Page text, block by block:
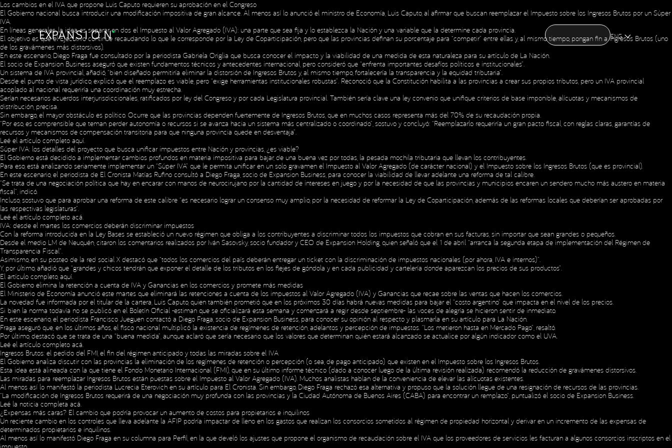
HOMEABOUT USHOLDING
CONTACT US
ENG
Los cambios en el IVA que propone Luis Caputo requieren su aprobación en el Congreso
El Gobierno nacional busca introducir una modificación impositiva de gran alcance. Al menos así lo anunció el ministro de Economía, Luis Caputo, al afirmar que buscan reemplazar el Impuesto sobre los Ingresos Brutos por un Súper
IVA.
En líneas generales, la idea es separar en dos el Impuesto al Valor Agregado (IVA): una parte que sea fija y lo establezca la Nación y una variable que la determine cada provincia.
El objetivo es que el Ejecutivo continúe recaudando lo que le corresponde por la Ley de Coparticipación, pero que las provincias definan su porcentaje para “competir” entre ellas y, al mismo tiempo, pongan fin a Ingresos Brutos (uno
de los gravámenes más distorsivos).
En este escenario, Diego Fraga fue consultado por la periodista Gabriela Origlia que busca conocer el impacto y la viabilidad de una medida de esta naturaleza para su artículo de La Nación.
El socio de Expansion Business aseguró que existen fundamentos técnicos y antecedentes internacional, pero consideró que “enfrenta importantes desafíos políticos e institucionales”.
Un sistema de IVA provincial, añadió, “bien diseñado permitiría eliminar la distorsión de Ingresos Brutos y, al mismo tiempo, fortalecería la transparencia y la equidad tributaria”.
Desde el punto de vista jurídico, explicó que el reemplazo es viable, pero “exige herramientas institucionales robustas”. Reconoció que la Constitución habilita a las provincias a crear sus propios tributos, pero un IVA provincial
acoplado al nacional requeriría una coordinación muy estrecha.
Serían necesarios acuerdos interjurisdiccionales, ratificados por ley del Congreso y por cada Legislatura provincial. También sería clave una ley convenio que unifique criterios de base imponible, alícuotas y mecanismos de
distribución, precisa.
Sin embargo, el mayor obstáculo es político. Ocurre que las provincias dependen fuertemente de Ingresos Brutos, que en muchos casos representa más del 70% de su recaudación propia.
“Por eso, es comprensible que teman perder autonomía o recursos si se avanza hacia un sistema más centralizado o coordinado”, sostuvo y concluyó: “Reemplazarlo requeriría un gran pacto fiscal, con reglas claras, garantías de
recursos y mecanismos de compensación transitoria para que ninguna provincia quede en desventaja”.
Leé el artículo completo aquí.
Súper IVA: los detalles del proyecto que busca unificar impuestos entre Nación y provincias, ¿es viable?
El Gobierno está decidido a implementar cambios profundos en materia impositiva para bajar, de una buena vez por todas, la pesada mochila tributaria que llevan los contribuyentes.
Para eso, está analizando seriamente implementar un “Súper IVA” que le permita unificar en un solo gravamen el Impuesto al Valor Agregado (de carácter nacional) y el Impuesto sobre los Ingresos Brutos (que es provincial).
En este escenario, el periodista de El Cronista Matías Rufino consultó a Diego Fraga, socio de Expansion Business, para conocer la viabilidad de llevar adelante una reforma de tal calibre.
“Se trata de una negociación política que hay en encarar con manos de neurocirujano por la cantidad de intereses en juego y por la necesidad de que las provincias y municipios encaren un sendero mucho más austero en materia
fiscal”, indicó.
Incluso, sostuvo que para aprobar una reforma de este calibre “es necesario lograr un consenso muy amplio, por la necesidad de reformar la Ley de Coparticipación, además de las reformas locales que deberían ser aprobadas por
las respectivas legislaturas”.
Leé el artículo completo acá.
IVA: desde el martes los comercios deberán discriminar impuestos
Con la reforma introducida en la Ley Bases se estableció un nuevo régimen que obliga a los contribuyentes a discriminar todos los impuestos que cobran en sus facturas, sin importar que sean grandes o pequeños.
Desde el medio LM de Neuquén, citaron los comentarios realizados por Iván Sasovsky, socio fundador y CEO de Expansion Holding, quien señaló que el 1 de abril “arranca la segunda etapa de implementación del Régimen de
Transparencia Fiscal”.
Asimismo, en su posteo de la red social X destacó que “todos los comercios del país deberán entregar un ticket con la discriminación de impuestos nacionales (por ahora, IVA e internos)”.
Y, por último, añadió que “grandes y chicos tendrán que exponer el detalle de los tributos en los flejes de góndola y en cada publicidad y cartelería donde aparezcan los precios de sus productos”.
El artículo completo, aquí.
El Gobierno elimina la retención a cuenta de IVA y Ganancias en los comercios y promete más medidas
El Ministerio de Economía anunció este martes que eliminará las retenciones a cuenta de los impuestos al Valor Agregado (IVA) y Ganancias que recae sobre las ventas que hacen los comercios.
La novedad fue informada por el titular de la cartera, Luis Caputo, quien también prometió que en los próximos 30 días habrá nuevas medidas para bajar el “costo argentino” que impacta en el nivel de los precios.
Si bien la norma todavía no se publicó en el Boletín Oficial -estiman que se oficializará esta semana y comenzará a regir desde septiembre- las voces de alegría se hicieron sentir de inmediato.
En este escenario, el periodista Francisco Jueguen contactó a Diego Fraga, socio de Expansion Business, para conocer su opinión al respecto y plasmarla en su artículo para La Nación.
Fraga aseguró que, en los últimos años, el fisco nacional multiplicó la existencia de regímenes de retención, adelantos y percepción de impuestos. “Los metieron hasta en Mercado Pago”, resaltó.
Por último, destacó que se trata de una “buena medida”, aunque aclaró que sería necesario que los valores que determinan quién estará alcanzado se actualice por algún indicador como el UVA.
Leé el artículo completo acá.
Ingresos Brutos: el pedido del FMI, el fin del régimen anticipado y todas las miradas sobre el IVA
El Gobierno analiza discutir con las provincias la eliminación de los regímenes de retención o percepción (o sea, de pago anticipado) que existen en el Impuesto sobre los Ingresos Brutos.
Esta idea está alineada con la que tiene el Fondo Monetario Internacional (FMI), que en su último informe técnico (dado a conocer luego de la última revisión realizada) recomendó la reducción de gravámenes distorsivos.
Las miradas para reemplazar Ingresos Brutos están puestas sobre el Impuesto al Valor Agregado (IVA). Muchos analistas hablan de la conveniencia de elevar las alícuotas existentes.
Al menos así lo manifestó la periodista Lucrecia Eterovich en su artículo para El Cronista. Sin embargo, Diego Fraga rechazó esa alternativa y propuso que la solución llegue de una resignación de recursos de las provincias.
“La modificación de Ingresos Brutos requerirá de una negociación muy profunda con las provincias y la Ciudad Autónoma de Buenos Aires (CABA) para encontrar un remplazo”, puntualizó el socio de Expansion Business.
Leé la noticia completa acá.
¿Expensas más caras? El cambio que podría provocar un aumento de costos para propietarios e inquilinos
Un reciente cambio en los controles que lleva adelante la AFIP podría impactar de lleno en los gastos que realizan los consorcios sometidos al régimen de propiedad horizontal y derivar en un incremento de las expensas de
determinados propietarios e inquilinos.
Al menos así lo manifestó Diego Fraga en su columna para Perfil, en la que develó los ajustes que propone el organismo de recaudación sobre el IVA que los proveedores de servicios les facturan a algunos consorcios inscriptos en el